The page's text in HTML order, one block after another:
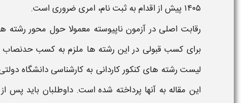
۱۴۰۵ پیش از اقدام به ثبت نام، امری ضروری است.
رقابت اصلی در آزمون ناپیوسته معمولا حول محور رشته‌
برای کسب قبولی در این رشته‌ ها ملزم به کسب حدنصاب
لیست رشته های کنکور کاردانی به کارشناسی دانشگاه
این مقاله به آنها پرداخته شده است. داوطلبان باید